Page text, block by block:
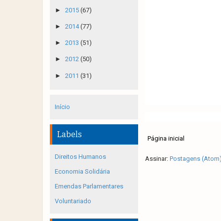
Página inicial
Assinar: Postagens
► 2015 (67)
► 2014(77)
► 2013 (51)
► 2012 (50)
► 2011 (31)
Início
Labels
Direitos Humanos
Economia Solidária
Emendas Parlamentares
Voluntariado